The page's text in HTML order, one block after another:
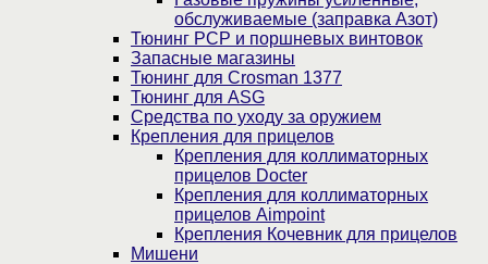
обслуживаемые (заправка Азот)
Тюнинг PCP и поршневых винтовок
Запасные магазины
Тюнинг для Crosman 1377
Тюнинг для ASG
Средства по уходу за оружием
Крепления для прицелов
Крепления для коллиматорных
прицелов Docter
Крепления для коллиматорных
прицелов Aimpoint
Крепления Кочевник для прицелов
Мишени